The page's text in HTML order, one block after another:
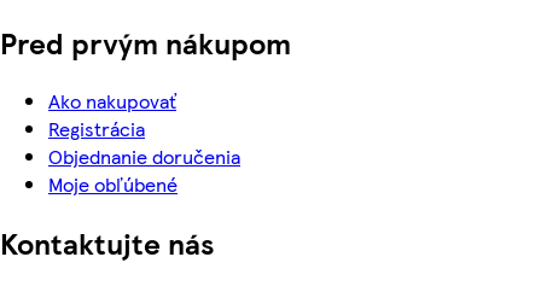
Pred prvým nákupom
Ako nakupovať
Registrácia
Objednanie doručenia
Moje obľúbené
Kontaktujte nás